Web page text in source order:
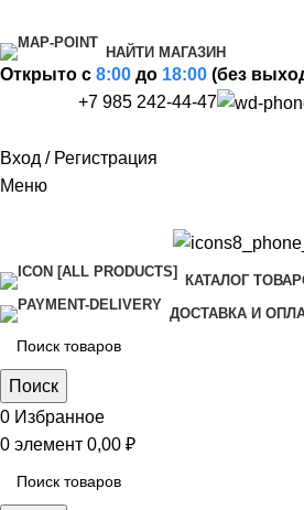
НАЙТИ МАГАЗИН
Открыто c 8:00 до 18:00 (без
+7 985 242-44-47
Вход / Регистрация
Меню
КАТАЛОГ
ДОСТАВКА И
Поиск
0 Избранное
0 элемент 0,00 ₽